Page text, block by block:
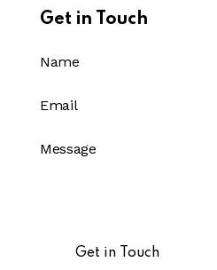
Get in Touch